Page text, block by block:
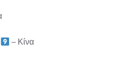
– Κίνα